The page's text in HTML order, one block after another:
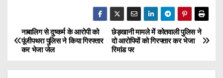
i
n
g
P
छेड़खानी मामले में कोतवाली पुलिस ने
दो आरोपियों को गिरफ्तार कर भेजा
रिमांड पर
नाबालिग से दुष्कर्म के आरोपी को
पूंजीपथरा पुलिस ने किया गिरफ्तार
कर भेजा जेल